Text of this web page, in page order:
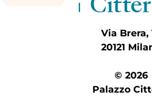
Via Brera,
20121
© 2026
Palazzo